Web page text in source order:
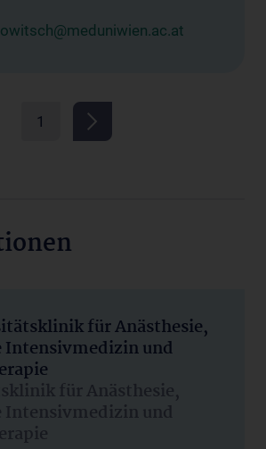
1
für Anästhesie,
Intensivmedizin und
für Anästhesie,
Intensivmedizin und